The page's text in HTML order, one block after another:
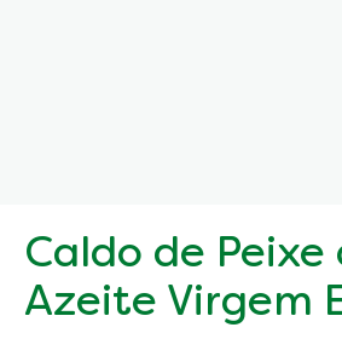
Caldo de Peixe
Azeite Virgem